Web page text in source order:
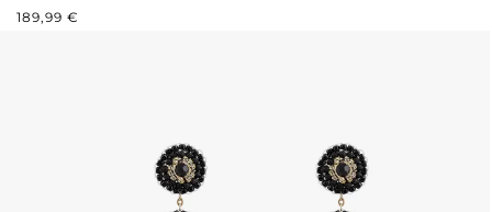
REGULÄRER PREIS:
189,99 €